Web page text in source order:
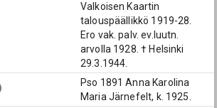
Valkoisen Kaartin
talouspäällikkö 1919-28.
Ero vak. palv. ev.luutn.
arvolla 1928. † Helsinki
29.3.1944.
Pso 1891 Anna Karolina
Maria Järnefelt, k. 1925.